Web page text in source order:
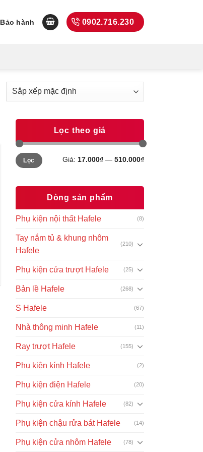
Bảo hành 0902.716.230
Lọc theo giá
Giá
tối
thiểu
Giá
tối
đa
Lọc Giá: 17.000₫ — 510.000₫
Dòng sản phẩm
Phụ kiện nội thất Hafele (8)
Tay nắm tủ & khung nhôm
Hafele
(210)
Phụ kiện cửa trượt Hafele (25)
Bản lề Hafele (268)
S Hafele (67)
Nhà thông minh Hafele (11)
Ray trượt Hafele (155)
Phụ kiện kính Hafele (2)
Phụ kiện điện Hafele (20)
Phụ kiện cửa kính Hafele (82)
Phụ kiện chậu rửa bát Hafele (14)
Phụ kiện cửa nhôm Hafele (78)